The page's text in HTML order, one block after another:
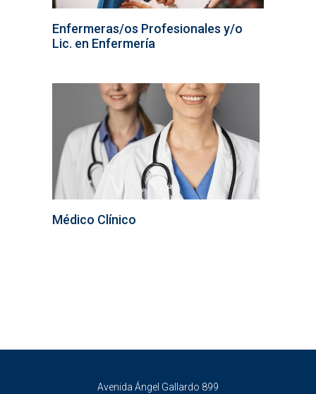
Enfermeras/os Profesionales y/o
Lic. en Enfermería
Médico Clínico
Avenida Ángel Gallardo 899